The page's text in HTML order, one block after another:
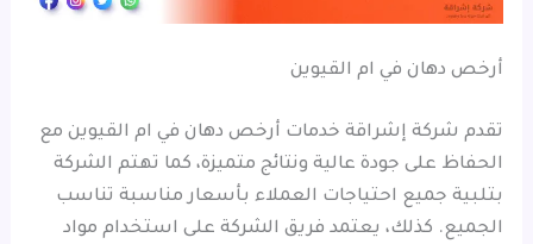
أرخص دهان في ام القيوين
تقدم شركة إشراقة خدمات أرخص دهان في ام القيوين مع
الحفاظ على جودة عالية ونتائج متميزة، كما تهتم الشركة
بتلبية جميع احتياجات العملاء بأسعار مناسبة تناسب
الجميع. كذلك، يعتمد فريق الشركة على استخدام مواد